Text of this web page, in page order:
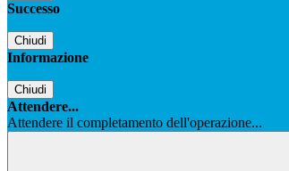
Successo
Chiudi
Informazione
Chiudi
Attendere...
Attendere il completamento dell'operazione...